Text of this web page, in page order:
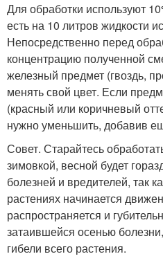
Для обработки используют
есть на 10 литров жидкости
Непосредственно перед
концентрацию полученной
железный предмет (гвоздь,
менять свой цвет. Если
(красный или коричневый
нужно уменьшить, добавив
Совет. Старайтесь
зимовкой, весной будет
болезней и вредителей, так
растениях начинается
распространяется и
затаившейся осенью
гибели всего растения.